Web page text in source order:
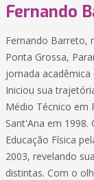
Fernando
Fernando Barreto,
Ponta Grossa,
jornada
Iniciou sua
Médio Técnico em
Sant'Ana em
Educação Física
2003, revelando
distintas. Com o